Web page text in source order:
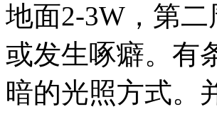
地面2-3W，第
或发生啄癖。有
暗的光照方式。